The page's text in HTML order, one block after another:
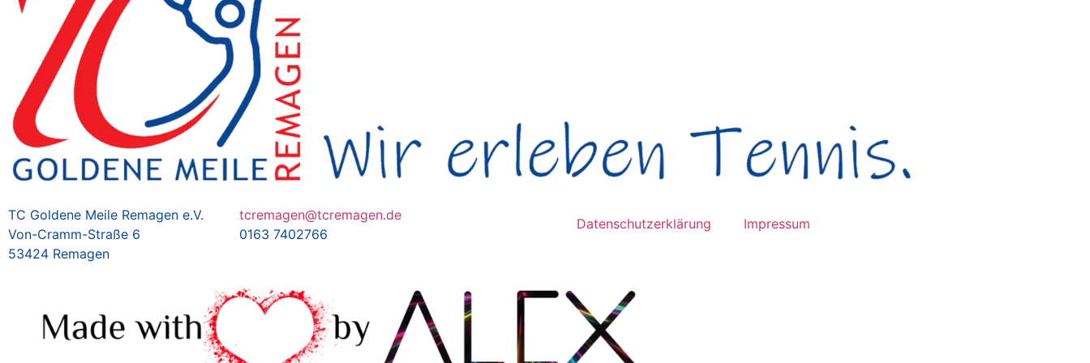
TC Goldene Meile Remagen e.V.
Von-Cramm-Straße 6
53424 Remagen
tcremagen@tcremagen.de
0163 7402766
Datenschutzerklärung Impressum